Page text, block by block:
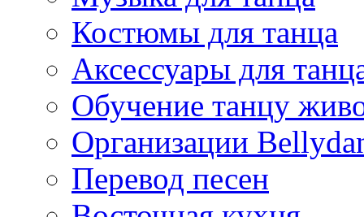
Костюмы для танца
Аксессуары для
Обучение танцу
Организации
Перевод песен